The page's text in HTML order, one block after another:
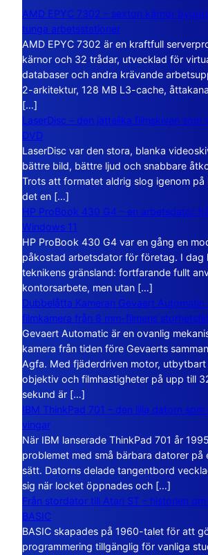
AMD EPYC 7302 – sexton kärnor
tunga arbetsstationer
AMD EPYC 7302 är en kraftfull
kärnor och 32 trådar, utvecklad för
databaser och andra krävande
2-arkitektur, 128 MB L3-cache,
[…]
LaserDisc – den jättelika filmskivan som
DVD
LaserDisc var den stora, blanka
bättre bild, bättre ljud och snabbare
Trots att formatet aldrig slog igenom
det en […]
HP ProBook 430 G4 – en arbetsdator
Windows 11
HP ProBook 430 G4 var en gång en
påkostad arbetsdator för företag. I dag
teknikens gränsland: fortfarande fullt
kontorsarbete, men utan […]
Dubbelåtta Kameran Gevaert Automatic
filmkamera från 8 mm-filmens storhetstid
Gevaert Automatic är en ovanlig
kamera från tiden före Gevaerts
Agfa. Med fjäderdriven motor, utbytbart
objektiv och filmhastigheter på upp till
sekund är […]
IBM ThinkPad 701 – den lilla datorn
vingar
När IBM lanserade ThinkPad 701 år
problemet med små bärbara datorer på
sätt. Datorns delade tangentbord
sig när locket öppnades och […]
Från stordator till Atari ST – historien om
BASIC
BASIC skapades på 1960-talet för att
programmering tillgänglig för vanliga